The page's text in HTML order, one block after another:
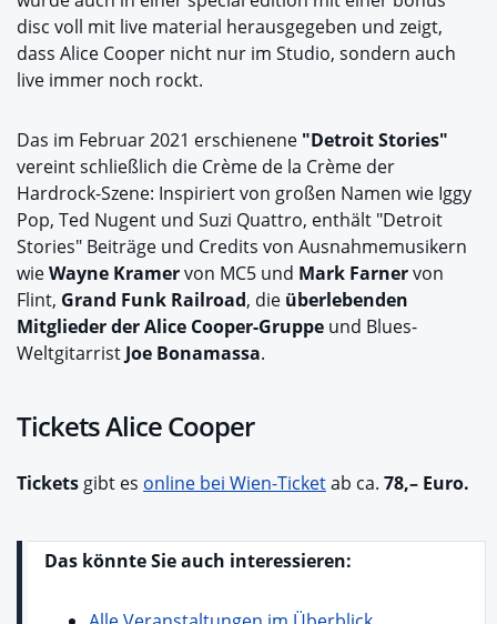
disc voll mit live material herausgegeben und zeigt,
dass Alice Cooper nicht nur im Studio, sondern auch
live immer noch rockt.
Das im Februar 2021 erschienene "Detroit Stories"
vereint schließlich die Crème de la Crème der
Hardrock-Szene: Inspiriert von großen Namen wie Iggy
Pop, Ted Nugent und Suzi Quattro, enthält "Detroit
Stories" Beiträge und Credits von Ausnahmemusikern
wieWayne Kramervon MC5 und Mark Farnervon
Flint, Grand Funk Railroad, die überlebenden
Mitglieder der Alice Cooper-Gruppe und Blues-
Weltgitarrist Joe Bonamassa.
Tickets Alice Cooper
Tickets gibt es online bei Wien-Ticketab ca. 78,– Euro.
Das könnte Sie auch interessieren: